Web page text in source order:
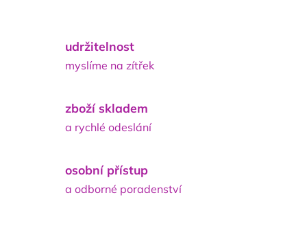
udržitelnost
myslíme na zítřek
zboží skladem
a rychlé odeslání
osobní přístup
a odborné poradenství